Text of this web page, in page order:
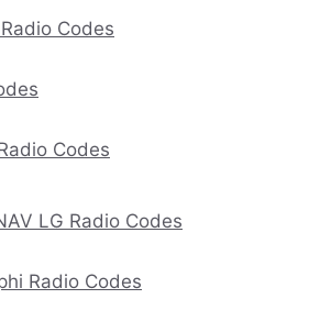
Codes
Codes
LG Radio Codes
Radio Codes